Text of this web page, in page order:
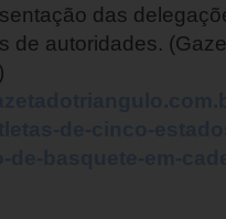
das
de autoridades.